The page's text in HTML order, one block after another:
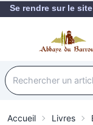
Se rendre sur le
Accueil Livres